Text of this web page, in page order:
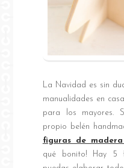
La Navidad es sin
manualidades en
para los mayores.
propio belén
figuras de
qué bonito! Hay 5